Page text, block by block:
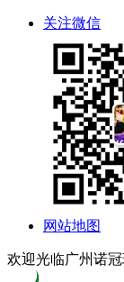
关注微信
网站地图
欢迎光临广州诺